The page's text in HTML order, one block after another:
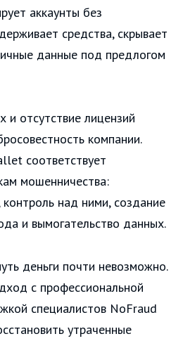
аккаунты без
средства, скрывает
данные под предлогом
отсутствие лицензий
компании.
соответствует
мошенничества:
контроль над ними, создание
и вымогательство данных.
деньги почти невозможно.
с профессиональной
специалистов NoFraud
утраченные